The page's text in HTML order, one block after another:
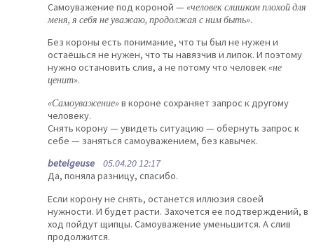
Самоуважение под короной — «человек слишком плохой для
меня, я себя не уважаю, продолжая с ним быть».
Без короны есть понимание, что ты был не нужен и
остаёшься не нужен, что ты навязчив и липок. И поэтому
нужно остановить слив, а не потому что человек«не
ценит».
«Самоуважение»в короне сохраняет запрос к другому
человеку.
Снять корону — увидеть ситуацию — обернуть запрос к
себе — заняться самоуважением, без кавычек.
betelgeuse 05.04.20 12:17
Да, поняла разницу, спасибо.
Если корону не снять, останется иллюзия своей
нужности. И будет расти. Захочется ее подтверждений, в
ход пойдут щипцы. Самоуважение уменьшится. А слив
продолжится.